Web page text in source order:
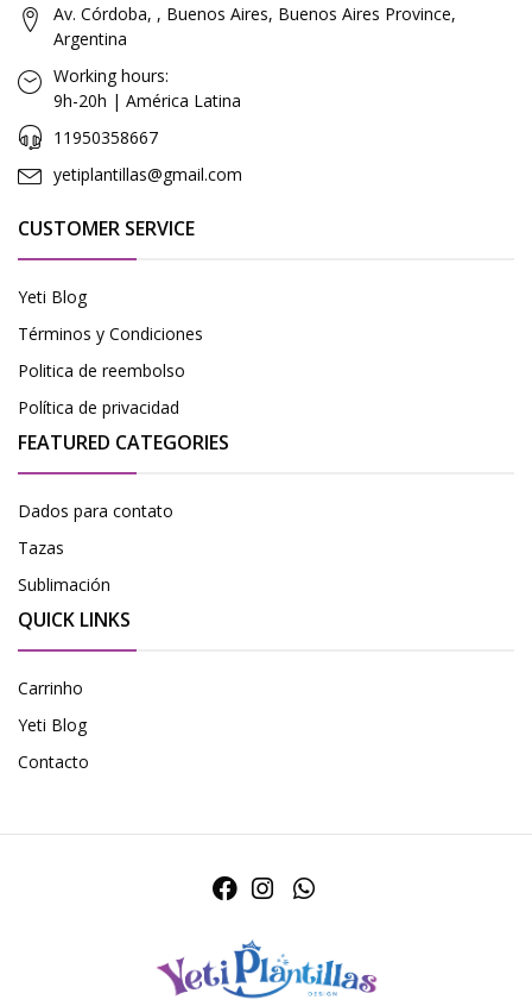
Av. Córdoba, , Buenos Aires, Buenos Aires Province,
Argentina
Working hours:
9h-20h | América Latina
11950358667
yetiplantillas@gmail.com
CUSTOMER SERVICE
Yeti Blog
Términos y Condiciones
Politica de reembolso
Política de privacidad
FEATURED CATEGORIES
Dados para contato
Tazas
Sublimación
QUICK LINKS
Carrinho
Yeti Blog
Contacto